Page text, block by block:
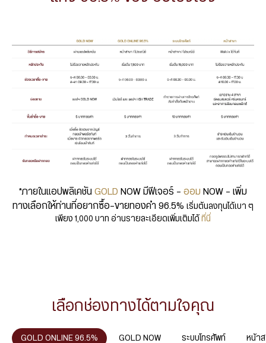
*ภายในแอปพลิเคชัน GOLD NOW มีฟีเจอร์ - ออม NOW – เพิ่ม
ทางเลือกให้ท่านที่อยากซื้อ-ขายทองคำ 96.5% เริ่มต้นลงทุนได้เบา ๆ
เพียง 1,000 บาท อ่านรายละเอียดเพิ่มเติมได้ ที่นี่
เลือกช่องทางได้ตามใจคุณ
GOLD ONLINE 96.5% GOLD NOW ระบบโทรศัพท์ หน้า